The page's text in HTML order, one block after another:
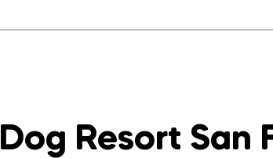
Dog Resort San